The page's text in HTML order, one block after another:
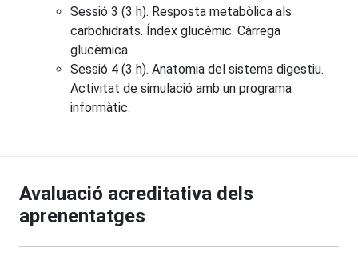
Sessió 3 (3 h). Resposta metabòlica als
carbohidrats. Índex glucèmic. Càrrega
glucèmica.
Sessió 4 (3 h). Anatomia del sistema digestiu.
Activitat de simulació amb un programa
informàtic.
Avaluació acreditativa dels
aprenentatges